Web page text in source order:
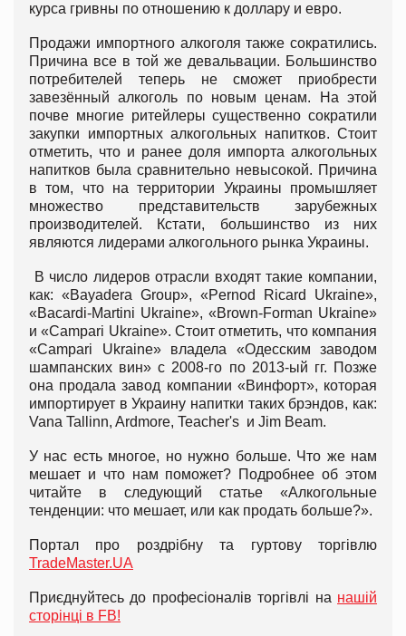
курса гривны по отношению к доллару и евро.
Продажи импортного алкоголя также сократились.
Причина все в той же девальвации. Большинство
потребителей теперь не сможет приобрести
завезённый алкоголь по новым ценам. На этой
почве многие ритейлеры существенно сократили
закупки импортных алкогольных напитков. Стоит
отметить, что и ранее доля импорта алкогольных
напитков была сравнительно невысокой. Причина
в том, что на территории Украины промышляет
множество представительств зарубежных
производителей. Кстати, большинство из них
являются лидерами алкогольного рынка Украины.
В число лидеров отрасли входят такие компании,
как: «Bayadera Group», «Pernod Ricard Ukraine»,
«Bacardi-Martini Ukraine», «Brown-Forman Ukraine»
и «Campari Ukraine». Стоит отметить, что компания
«Campari Ukraine» владела «Одесским заводом
шампанских вин» с 2008-го по 2013-ый гг. Позже
она продала завод компании «Винфорт», которая
импортирует в Украину напитки таких брэндов, как:
Vana Tallinn, Ardmore, Teacher's и Jim Beam.
У нас есть многое, но нужно больше. Что же нам
мешает и что нам поможет? Подробнее об этом
читайте в следующий статье «Алкогольные
тенденции: что мешает, или как продать больше?».
Портал про роздрібну та гуртову торгівлю
TradeMaster.UA
Приєднуйтесь до професіоналів торгівлі на нашій
сторінці в FB!